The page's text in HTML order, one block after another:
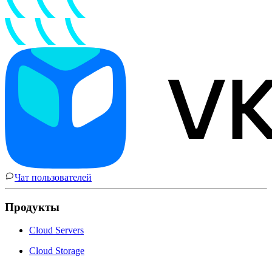
Чат пользователей
Продукты
Cloud Servers
Cloud Storage